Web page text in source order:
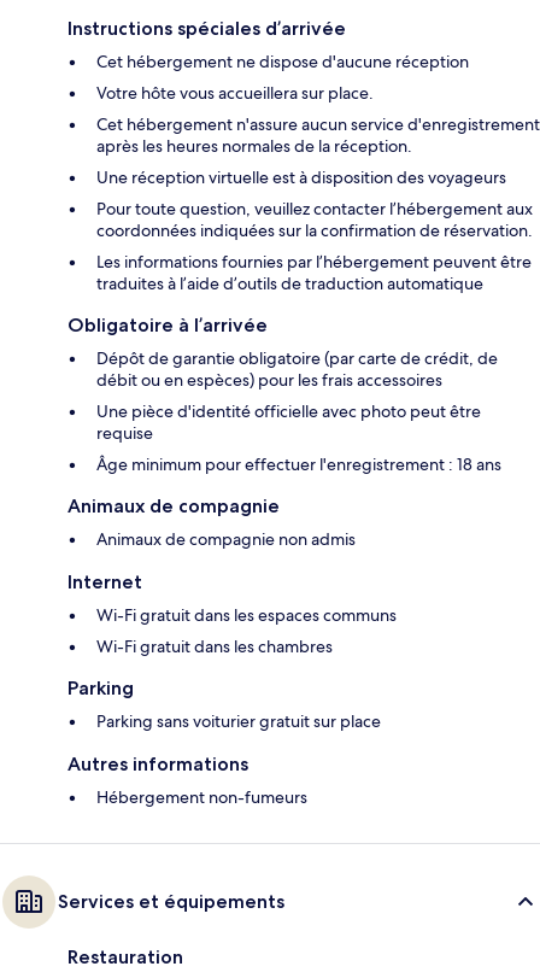
Instructions spéciales d’arrivée
Cet hébergement ne dispose d'aucune réception
Votre hôte vous accueillera sur place.
Cet hébergement n'assure aucun service d'enregistrement
après les heures normales de la réception.
Une réception virtuelle est à disposition des voyageurs
Pour toute question, veuillez contacter l’hébergement aux
coordonnées indiquées sur la confirmation de réservation.
Les informations fournies par l’hébergement peuvent être
traduites à l’aide d’outils de traduction automatique
Obligatoire à l’arrivée
Dépôt de garantie obligatoire (par carte de crédit, de
débit ou en espèces) pour les frais accessoires
Une pièce d'identité officielle avec photo peut être
requise
Âge minimum pour effectuer l'enregistrement : 18 ans
Animaux de compagnie
Animaux de compagnie non admis
Internet
Wi-Fi gratuit dans les espaces communs
Wi-Fi gratuit dans les chambres
Parking
Parking sans voiturier gratuit sur place
Autres informations
Hébergement non-fumeurs
Services et équipements
Restauration